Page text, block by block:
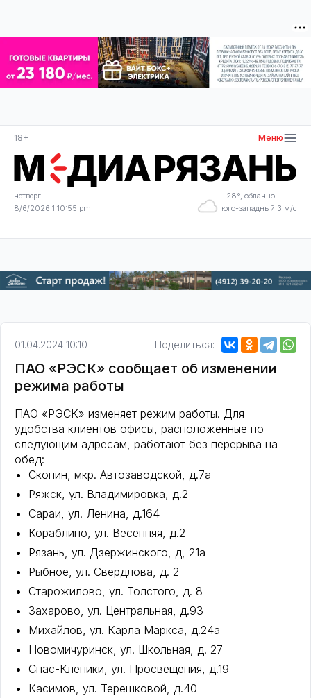
18+ Меню
четверг
8/6/2026 1:10:56 pm
+28°, облачно
юго-западный 3 м/с
01.04.2024 10:10 Поделиться:
ПАО «РЭСК» сообщает об изменении
режима работы
ПАО «РЭСК» изменяет режим работы. Для
удобства клиентов офисы, расположенные по
следующим адресам, работают без перерыва на
обед:
Скопин, мкр. Автозаводской, д.7а
Ряжск, ул. Владимировка, д.2
Сараи, ул. Ленина, д.164
Кораблино, ул. Весенняя, д.2
Рязань, ул. Дзержинского, д, 21а
Рыбное, ул. Свердлова, д. 2
Старожилово, ул. Толстого, д. 8
Захарово, ул. Центральная, д.93
Михайлов, ул. Карла Маркса, д.24а
Новомичуринск, ул. Школьная, д. 27
Спас-Клепики, ул. Просвещения, д.19
Касимов, ул. Терешковой, д.40